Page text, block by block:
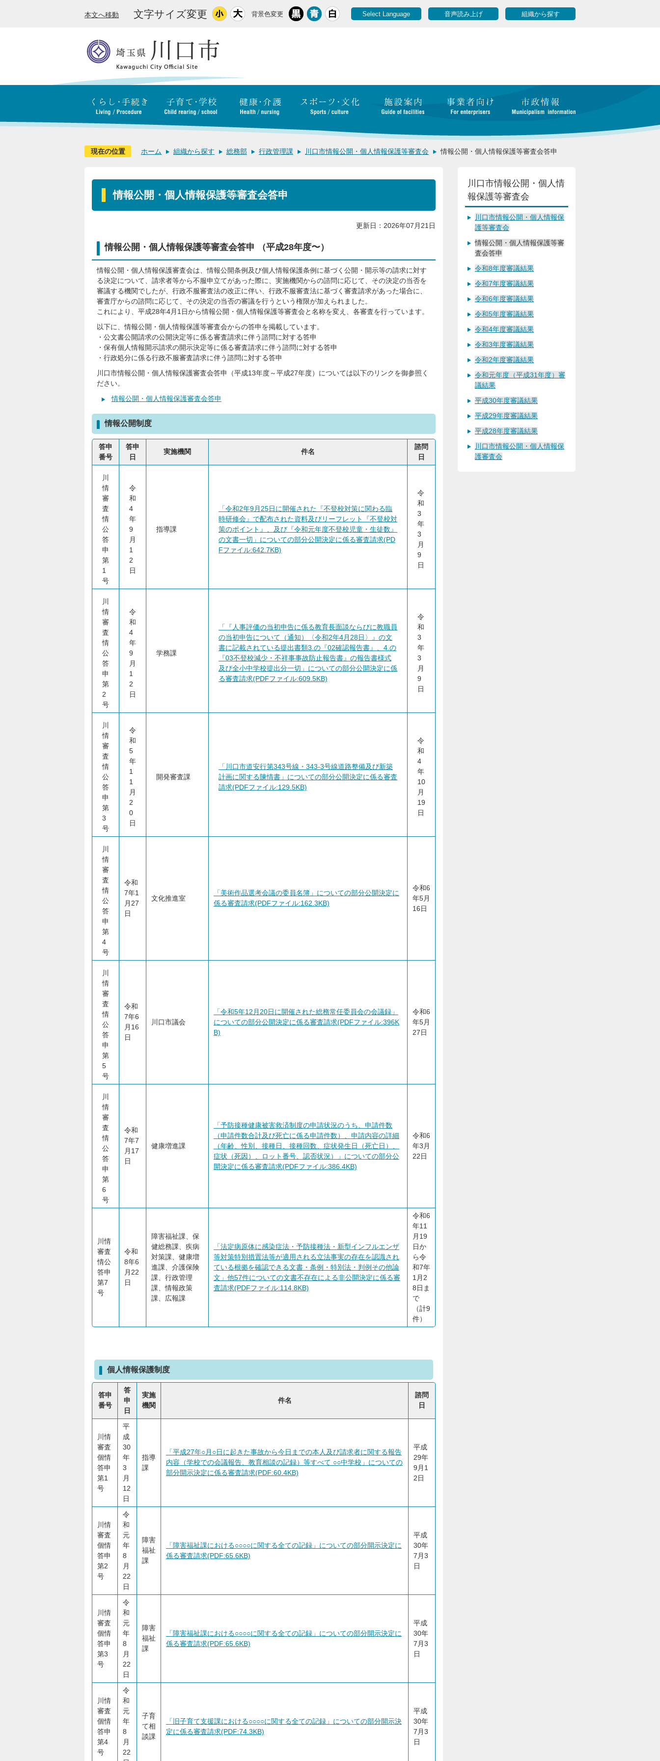
本文へ移動 文字サイズ変更 背景色変更 Select Language 音声読み上げ 組織から探す
現在の位置 ホーム 組織から探す 総務部 行政管理課 川口市情報公開・個人情報保護等審査会 情報公開・個人情報保護等審査会答申
情報公開・個人情報保護等審査会答申
更新日：2026年07月21日
情報公開・個人情報保護等審査会答申 （平成28年度〜）
情報公開・個人情報保護審査会は、情報公開条例及び個人情報保護条例に基づく公開・開示等の請求に対す
る決定について、請求者等から不服申立てがあった際に、実施機関からの諮問に応じて、その決定の当否を
審議する機関でしたが、行政不服審査法の改正に伴い、行政不服審査法に基づく審査請求があった場合に、
審査庁からの諮問に応じて、その決定の当否の審議を行うという権限が加えられました。
これにより、平成28年4月1日から情報公開・個人情報保護等審査会と名称を変え、各審査を行っています。
以下に、情報公開・個人情報保護等審査会からの答申を掲載しています。
・公文書公開請求の公開決定等に係る審査請求に伴う諮問に対する答申
・保有個人情報開示請求の開示決定等に係る審査請求に伴う諮問に対する答申
・行政処分に係る行政不服審査請求に伴う諮問に対する答申
川口市情報公開・個人情報保護審査会答申（平成13年度～平成27年度）については以下のリンクを御参照く
ださい。
情報公開・個人情報保護審査会答申
情報公開制度
答申
番号
答申
日
実施機関 件名
諮問
日
川
情
審
査
情
公
答
申
第
1
号
令
和
4
年
9
月
1
2
日
指導課
「令和2年9月25日に開催された『不登校対策に関わる臨
時研修会』で配布された資料及びリーフレット『不登校対
策のポイント』、及び『令和元年度不登校児童・生徒数』
の文書一切」についての部分公開決定に係る審査請求(PD
Fファイル:642.7KB)
令
和
3
年
3
月
9
日
川
情
審
査
情
公
答
申
第
2
号
令
和
4
年
9
月
1
2
日
学務課
「『人事評価の当初申告に係る教育長面談ならびに教職員
の当初申告について（通知）〈令和2年4月28日〉』の文
書に記載されている提出書類3.の『02確認報告書』、4.の
『03不登校減少・不祥事事故防止報告書』の報告書様式
及び全小中学校提出分一切」についての部分公開決定に係
る審査請求(PDFファイル:609.5KB)
令
和
3
年
3
月
9
日
川
情
審
査
情
公
答
申
第
3
号
令
和
5
年
1
1
月
2
0
日
開発審査課
「川口市道安行第343号線・343-3号線道路整備及び新築
計画に関する陳情書」についての部分公開決定に係る審査
請求(PDFファイル:129.5KB)
令
和
4
年
10
月
19
日
川
情
審
査
情
公
答
申
第
4
号
令和
7年1
月27
日
文化推進室
「美術作品選考会議の委員名簿」についての部分公開決定に
係る審査請求(PDFファイル:162.3KB)
令和6
年5月
16日
川
情
審
査
情
公
答
申
第
5
号
令和
7年6
月16
日
川口市議会
「令和5年12月20日に開催された総務常任委員会の会議録」
についての部分公開決定に係る審査請求(PDFファイル:396K
B)
令和6
年5月
27日
川
情
審
査
情
公
答
申
第
6
号
令和
7年7
月17
日
健康増進課
「予防接種健康被害救済制度の申請状況のうち、申請件数
（申請件数合計及び死亡に係る申請件数）、申請内容の詳細
（年齢、性別、接種日、接種回数、症状発生日（死亡日）、
症状（死因）、ロット番号、認否状況）」についての部分公
開決定に係る審査請求(PDFファイル:386.4KB)
令和6
年3月
22日
川情
審査
情公
答申
第7
号
令和
8年6
月22
日
障害福祉課、保
健総務課、疾病
対策課、健康増
進課、介護保険
課、行政管理
課、情報政策
課、広報課
「法定病原体に感染症法・予防接種法・新型インフルエンザ
等対策特別措置法等が適用される立法事実の存在を認識され
ている根拠を確認できる文書・条例・特別法・判例その他論
文」他57件についての文書不存在による非公開決定に係る審
査請求(PDFファイル:114.8KB)
令和6
年11
月19
日か
ら令
和7年
1月2
8日ま
で
（計9
件）
個人情報保護制度
答申
番号
答
申
日
実施
機関
件名
諮問
日
川情
審査
個情
答申
第1
号
平
成
30
年
3
月
12
日
指導
課
「平成27年○月○日に起きた事故から今日までの本人及び請求者に関する報告
内容（学校での会議報告、教育相談の記録）等すべて ○○中学校」についての
部分開示決定に係る審査請求(PDF:60.4KB)
平成
29年
9月1
2日
川情
審査
個情
答申
第2
号
令
和
元
年
8
月
22
日
障害
福祉
課
「障害福祉課における○○○○に関する全ての記録」についての部分開示決定に
係る審査請求(PDF:65.6KB)
平成
30年
7月3
日
川情
審査
個情
答申
第3
号
令
和
元
年
8
月
22
日
障害
福祉
課
「障害福祉課における○○○○に関する全ての記録」についての部分開示決定に
係る審査請求(PDF:65.6KB)
平成
30年
7月3
日
川情
審査
個情
答申
第4
号
令
和
元
年
8
月
22
子育
て相
談課
「旧子育て支援課における○○○○に関する全ての記録」についての部分開示決
定に係る審査請求(PDF:74.3KB)
平成
30年
7月3
日
川口市情報公開・個人情
報保護等審査会
川口市情報公開・個人情報保
護等審査会
情報公開・個人情報保護等審
査会答申
令和8年度審議結果
令和7年度審議結果
令和6年度審議結果
令和5年度審議結果
令和4年度審議結果
令和3年度審議結果
令和2年度審議結果
令和元年度（平成31年度）審
議結果
平成30年度審議結果
平成29年度審議結果
平成28年度審議結果
川口市情報公開・個人情報保
護審査会